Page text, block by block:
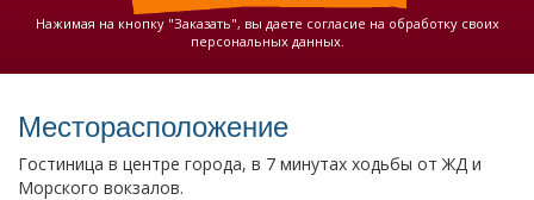
Нажимая на кнопку "Заказать", вы даете согласие на обработку своих
персональных данных.
Месторасположение
Гостиница в центре города, в 7 минутах ходьбы от ЖД и
Морского вокзалов.